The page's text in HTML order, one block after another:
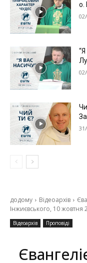
о.